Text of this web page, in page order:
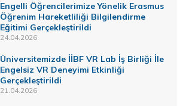
Engelli Öğrencilerimize Yönelik Erasmus
Öğrenim Hareketliliği Bilgilendirme
Eğitimi Gerçekleştirildi
24.04.2026
Üniversitemizde İİBF VR Lab İş Birliği İle
Engelsiz VR Deneyimi Etkinliği
Gerçekleştirildi
21.04.2026